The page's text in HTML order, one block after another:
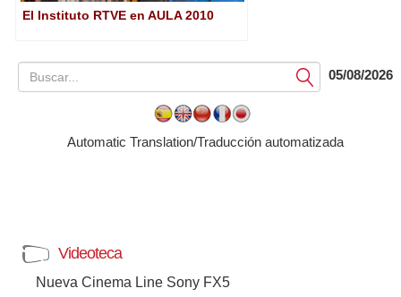
El Instituto RTVE en AULA 2010
Submit05/08/2026
Automatic Translation/Traducción automatizada
Videoteca
Nueva Cinema Line Sony FX5